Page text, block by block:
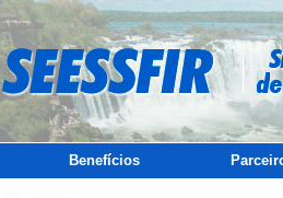
Benefícios